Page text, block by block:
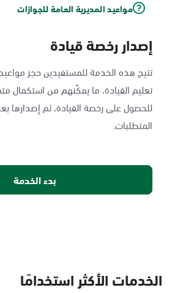
مواعيد المديرية العامة للجوازات
إصدار رخصة قيادة
تتيح هذه الخدمة للمستفيدين حجز
تعليم القيادة، ما يمكّنهم من استكمال
للحصول على رخصة القيادة، ثم إصدارها
المتطلبات.
بدء الخدمة
الخدمات الأكثر استخدامًا